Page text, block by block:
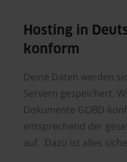
Hosting in
konform
Deine Daten werden
Servern gespeichert.
Dokumente GOBD-
entsprechend der
auf. Dazu ist alles